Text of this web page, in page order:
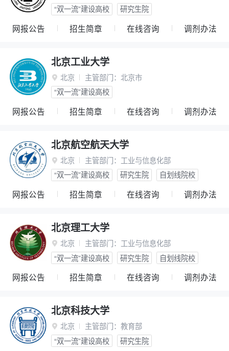
“双一流”建设高校
研究生院
网报公告 招生简章 在线咨询 调剂办法
北京工业大学
 北京 主管部门： 北京市
“双一流”建设高校
网报公告 招生简章 在线咨询 调剂办法
北京航空航天大学
 北京 主管部门： 工业与信息化部
“双一流”建设高校
研究生院 自划线院校
网报公告 招生简章 在线咨询 调剂办法
北京理工大学
 北京 主管部门： 工业与信息化部
“双一流”建设高校
研究生院 自划线院校
网报公告 招生简章 在线咨询 调剂办法
北京科技大学
 北京 主管部门： 教育部
“双一流”建设高校
研究生院